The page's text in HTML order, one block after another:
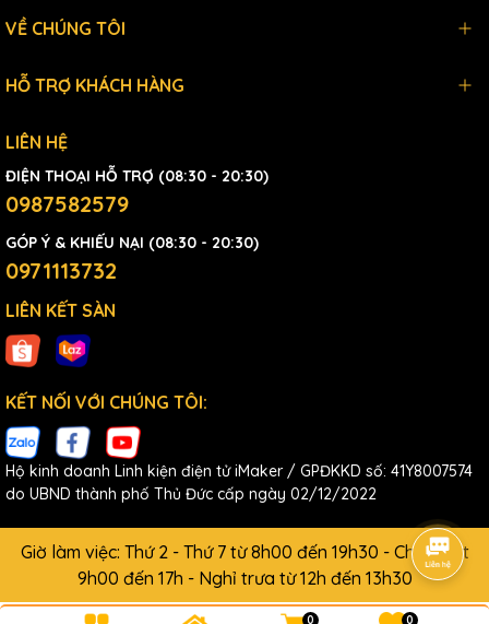
VỀ CHÚNG TÔI
HỖ TRỢ KHÁCH HÀNG
LIÊN HỆ
ĐIỆN THOẠI HỖ TRỢ (08:30 - 20:30)
0987582579
GÓP Ý & KHIẾU NẠI (08:30 - 20:30)
0971113732
LIÊN KẾT SÀN
KẾT NỐI VỚI CHÚNG TÔI:
Hộ kinh doanh Linh kiện điện tử iMaker / GPĐKKD số: 41Y8007574
do UBND thành phố Thủ Đức cấp ngày 02/12/2022
Giờ làm việc: Thứ 2 - Thứ 7 từ 8h00 đến 19h30 - Chủ Nhật
9h00 đến 17h - Nghỉ trưa từ 12h đến 13h30
0 0